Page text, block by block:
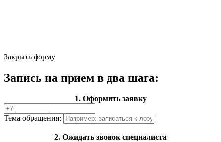
Закрыть форму
Запись на прием в два шага:
1. Оформить заявку
Тема обращения:
2. Ожидать звонок специалиста